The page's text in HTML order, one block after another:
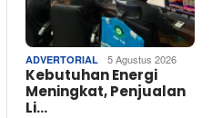
ADVERTORIAL 5 Agustus 2026
Kebutuhan Energi
Meningkat, Penjualan
Li…